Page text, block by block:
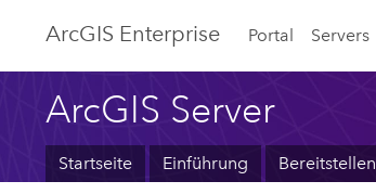
ArcGIS Enterprise Portal Servers
ArcGIS Server
Startseite Einführung Bereitstellen